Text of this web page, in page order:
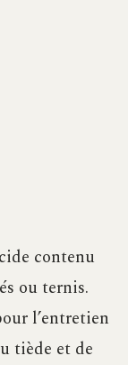
contenu
ou ternis.
l’entretien
tiède et de